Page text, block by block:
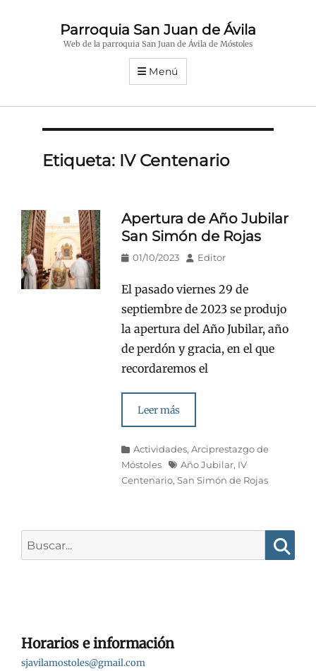
Parroquia San Juan de Ávila
Web de la parroquia San Juan de Ávila de Móstoles
Menú
Etiqueta: IV Centenario
Apertura de Año Jubilar
San Simón de Rojas
Publicado
01/10/2023 AutorEditor
El pasado viernes 29 de
septiembre de 2023 se produjo
la apertura del Año Jubilar, año
de perdón y gracia, en el que
recordaremos el
Leer más
Categorías
Actividades,Arciprestazgo de
Móstoles
Etiquetas
Año Jubilar, IV
Centenario,San Simón de Rojas
Horarios e información
sjavilamostoles@gmail.com